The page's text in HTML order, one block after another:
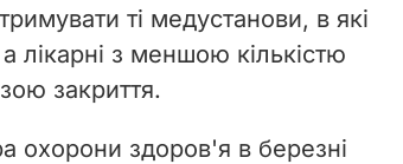
ті медустанови, в які
лікарні з меншою кількістю
закриття.
охорони здоров'я в березні